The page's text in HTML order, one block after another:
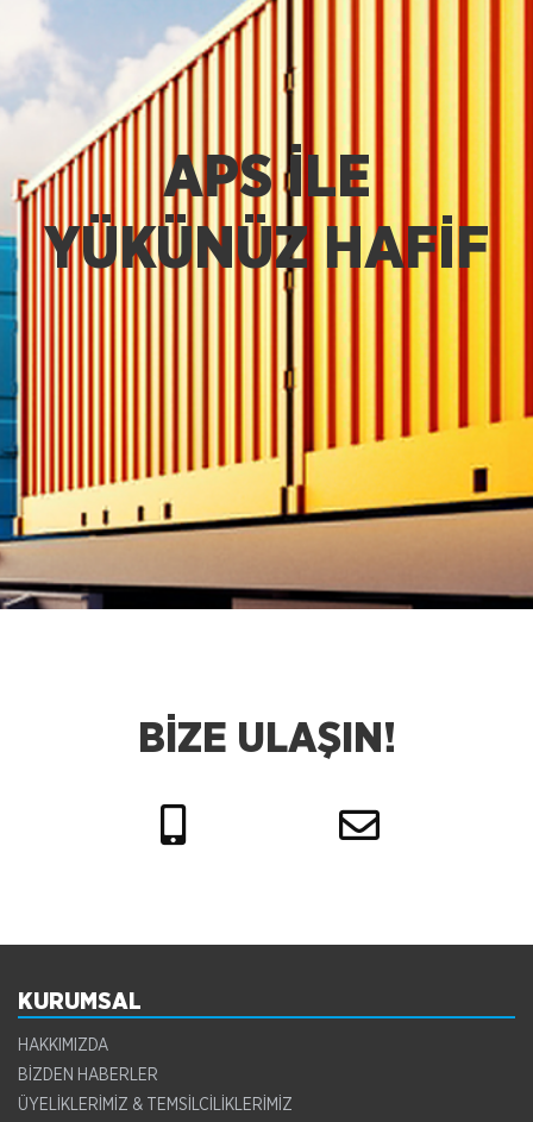
APS İLE
YÜKÜNÜZ HAFİF
BİZE ULAŞIN!
KURUMSAL
HAKKIMIZDA
BİZDEN HABERLER
ÜYELİKLERİMİZ & TEMSİLCİLİKLERİMİZ